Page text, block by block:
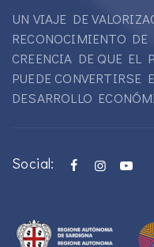
UN VIAJE DE
RECONOCIMIENTO
CREENCIA DE QUE EL
PUEDE CONVERTIRSE
DESARROLLO
Social: